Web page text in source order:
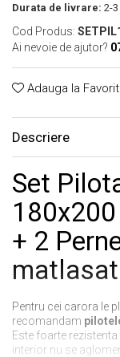
Durata de livrare: 2-
Cod Produs:
Ai nevoie de ajutor?
Adauga la
Descriere
Set
+ 2
Pentru cei carora le
recomandam
Este foarte
interior nu se